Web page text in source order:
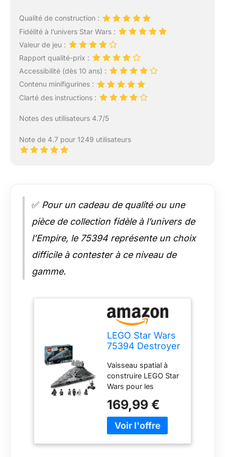
Qualité de construction :
Fidélité à l’univers Star Wars :
Valeur de jeu :
Rapport qualité-prix :
Accessibilité (dès 10 ans) :
Contenu minifigurines :
Clarté des instructions :
Notes des utilisateurs 4.7/5
Note de 4.7 pour 1249 utilisateurs
✅ Pour un cadeau de qualité ou une
pièce de collection fidèle à l’univers de
l’Empire, le 75394 représente un choix
difficile à contester à ce niveau de
gamme.
LEGO Star Wars
75394 Destroyer
Classe Impérial -
Jeu de
Construction
avec Vaisseau
Spatial - Intérieur
Détaillé - 7
Minifigurines
dont Dark Vador
Vaisseau spatial à
construire LEGO Star
Wars pour les
ans – Construisez
une version détaillée
et ludique en briques
169,99 €